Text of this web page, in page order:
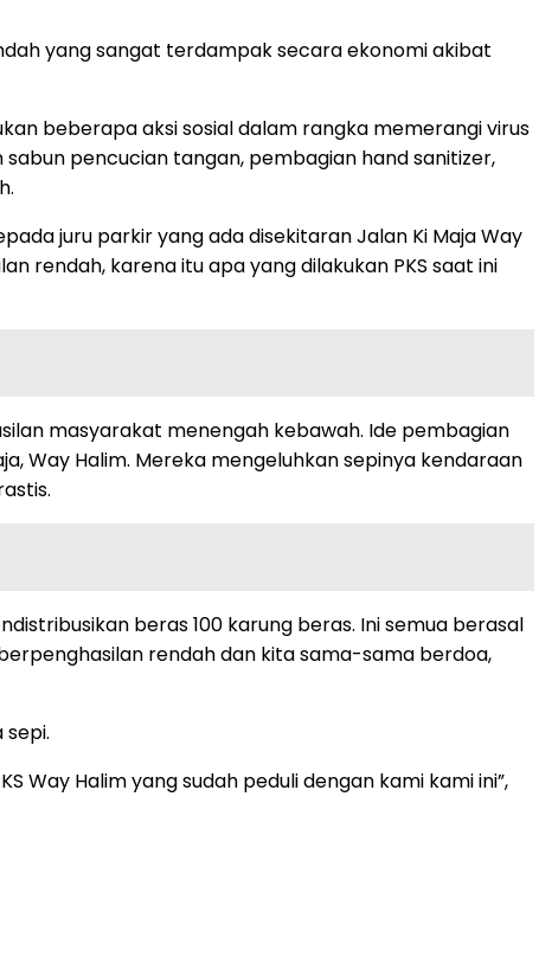
yang sangat terdampak secara ekonomi akibat
beberapa aksi sosial dalam rangka memerangi virus
pencucian tangan, pembagian hand sanitizer,
juru parkir yang ada disekitaran Jalan Ki Maja Way
rendah, karena itu apa yang dilakukan PKS saat ini
masyarakat menengah kebawah. Ide pembagian
Way Halim. Mereka mengeluhkan sepinya kendaraan
beras 100 karung beras. Ini semua berasal
rendah dan kita sama-sama berdoa,
Way Halim yang sudah peduli dengan kami kami ini”,